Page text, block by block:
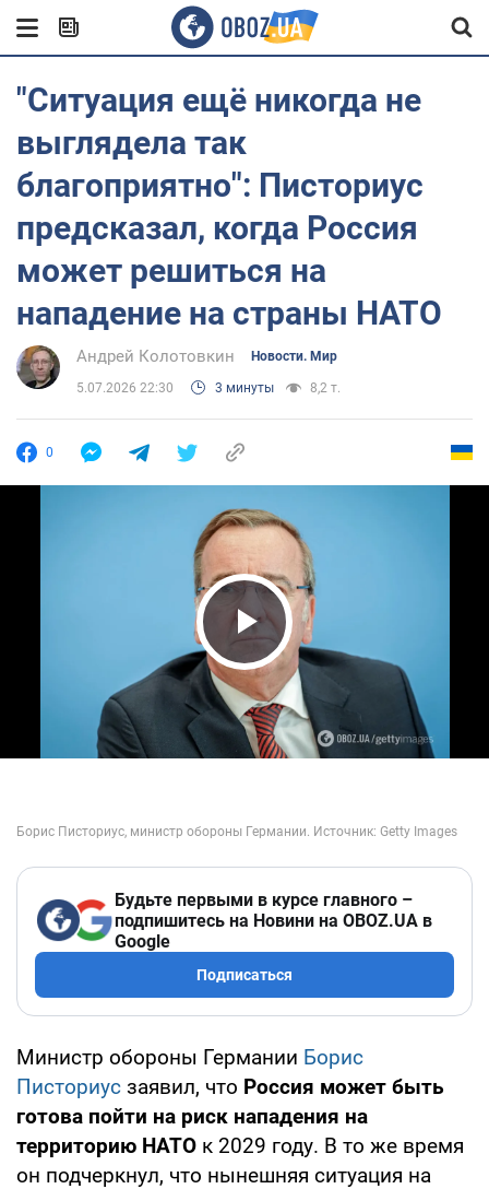
"Ситуация ещё никогда не
выглядела так
благоприятно": Писториус
предсказал, когда Россия
может решиться на
нападение на страны НАТО
Андрей Колотовкин Новости. Мир
5.07.2026 22:30 3 минуты 8,2 т.
0
Play Video
Будьте первыми в курсе главного –
подпишитесь на Новини на OBOZ.UA в
Google
Подписаться
Министр обороны Германии Борис
Писториус заявил, что Россия может быть
готова пойти на риск нападения на
территорию НАТО к 2029 году. В то же время
он подчеркнул, что нынешняя ситуация на